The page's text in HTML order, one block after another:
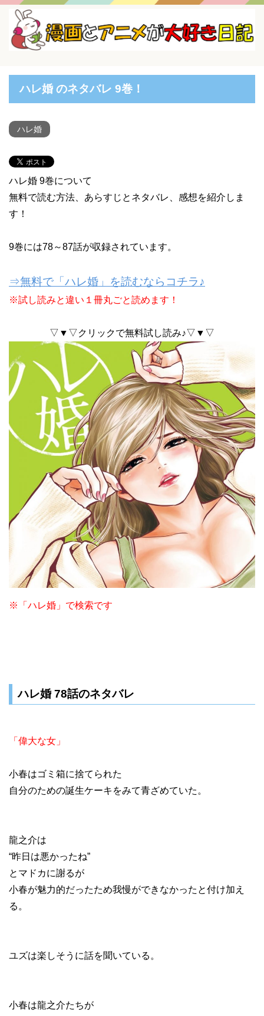
ハレ婚 のネタバレ 9巻！
ハレ婚
ハレ婚 9巻について
無料で読む方法、あらすじとネタバレ、感想を紹介しま
す！
9巻には78～87話が収録されています。
⇒無料で「ハレ婚」を読むならコチラ♪
※試し読みと違い１冊丸ごと読めます！
▽▼▽クリックで無料試し読み♪▽▼▽
※「ハレ婚」で検索です
ハレ婚 78話のネタバレ
「偉大な女」
小春はゴミ箱に捨てられた
自分のための誕生ケーキをみて青ざめていた。
龍之介は
“昨日は悪かったね”
とマドカに謝るが
小春が魅力的だったため我慢ができなかったと付け加え
る。
ユズは楽しそうに話を聞いている。
小春は龍之介たちが